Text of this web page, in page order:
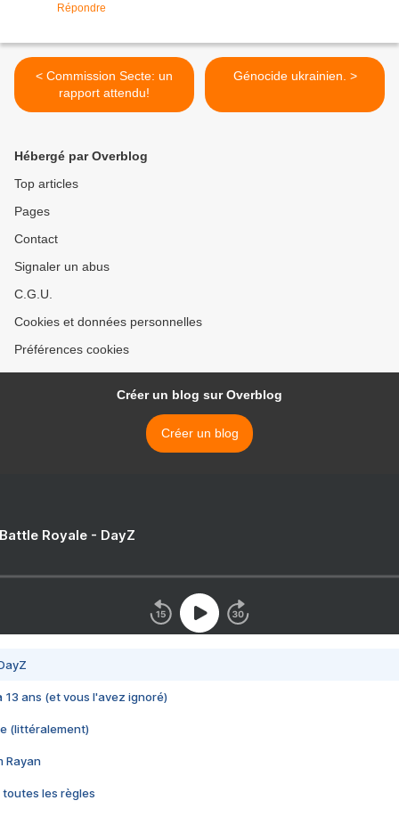
Répondre
< Commission Secte: un
rapport attendu!
Génocide ukrainien. >
Hébergé par Overblog
Top articles
Pages
Contact
Signaler un abus
C.G.U.
Cookies et données personnelles
Préférences cookies
Créer un blog sur Overblog
Créer un blog
Royale - DayZ
13 ans (et vous l'avez ignoré)
(littéralement)
Rayan
toutes les règles